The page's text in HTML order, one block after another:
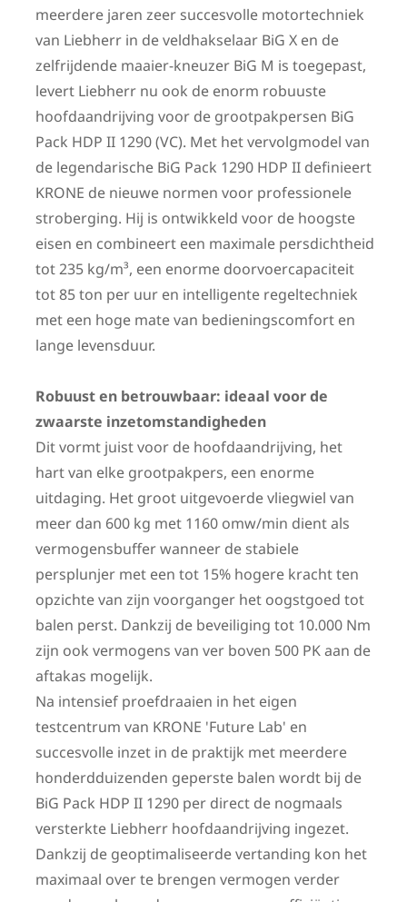
meerdere jaren zeer succesvolle motortechniek
van Liebherr in de veldhakselaar BiG X en de
zelfrijdende maaier-kneuzer BiG M is toegepast,
levert Liebherr nu ook de enorm robuuste
hoofdaandrijving voor de grootpakpersen BiG
Pack HDP II 1290 (VC). Met het vervolgmodel van
de legendarische BiG Pack 1290 HDP II definieert
KRONE de nieuwe normen voor professionele
stroberging. Hij is ontwikkeld voor de hoogste
eisen en combineert een maximale persdichtheid
tot 235 kg/m³, een enorme doorvoercapaciteit
tot 85 ton per uur en intelligente regeltechniek
met een hoge mate van bedieningscomfort en
lange levensduur.
Robuust en betrouwbaar: ideaal voor de
zwaarste inzetomstandigheden
Dit vormt juist voor de hoofdaandrijving, het
hart van elke grootpakpers, een enorme
uitdaging. Het groot uitgevoerde vliegwiel van
meer dan 600 kg met 1160 omw/min dient als
vermogensbuffer wanneer de stabiele
persplunjer met een tot 15% hogere kracht ten
opzichte van zijn voorganger het oogstgoed tot
balen perst. Dankzij de beveiliging tot 10.000 Nm
zijn ook vermogens van ver boven 500 PK aan de
aftakas mogelijk.
Na intensief proefdraaien in het eigen
testcentrum van KRONE 'Future Lab' en
succesvolle inzet in de praktijk met meerdere
honderdduizenden geperste balen wordt bij de
BiG Pack HDP II 1290 per direct de nogmaals
versterkte Liebherr hoofdaandrijving ingezet.
Dankzij de geoptimaliseerde vertanding kon het
maximaal over te brengen vermogen verder